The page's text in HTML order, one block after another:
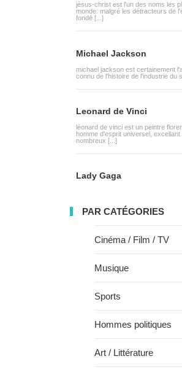
jésus-christ est l'un des noms les
monde. malgré les détracteurs de
fondé [...]
Michael Jackson
michael jackson est certainement
connu de l'histoire de l'industrie du
Leonard de Vinci
léonard de vinci est un peintre
homme d'esprit universel, excellant
nombreux [...]
Lady Gaga
PAR CATÉGORIES
Cinéma / Film / TV
Musique
Sports
Hommes politiques
Art / Littérature